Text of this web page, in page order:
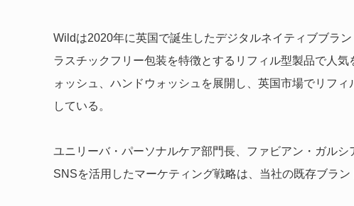
Wildは2020年に英国で誕生したデジタルネイティブブラ
ラスチックフリー包装を特徴とするリフィル型製品で人
ォッシュ、ハンドウォッシュを展開し、英国市場でリフ
している。
ユニリーバ・パーソナルケア部門長、ファビアン・ガル
SNSを活用したマーケティング戦略は、当社の既存ブラン